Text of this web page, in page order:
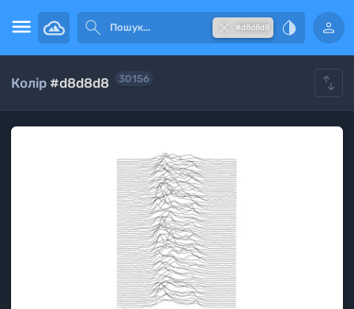
  
 #d8d8d8 
Колір #d8d8d8 30156 